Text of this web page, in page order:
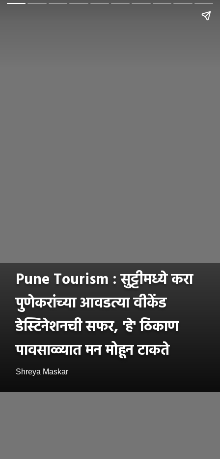
Pune Tourism : सुट्टीमध्ये करा
पुणेकरांच्या आवडत्या वीकेंड
डेस्टिनेशनची सफर, 'हे' ठिकाण
पावसाळ्यात मन मोहून टाकते
Shreya Maskar